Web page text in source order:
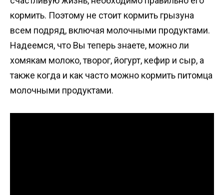
кормить. Поэтому не стоит кормить грызуна
всем подряд, включая молочными продуктами.
Надеемся, что Вы теперь знаете, можно ли
хомякам молоко, творог, йогурт, кефир и сыр, а
также когда и как часто можно кормить питомца
молочными продуктами.